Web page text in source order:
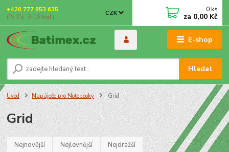
E-shop
CZK
Hledat
+420 777 853 635
(Po-Pá, 9-18 hod.)
0 ks
za 0,00 Kč
Úvod Napáječe pro Notebooky Grid
Grid
Nejnovější Nejlevnější Nejdražší